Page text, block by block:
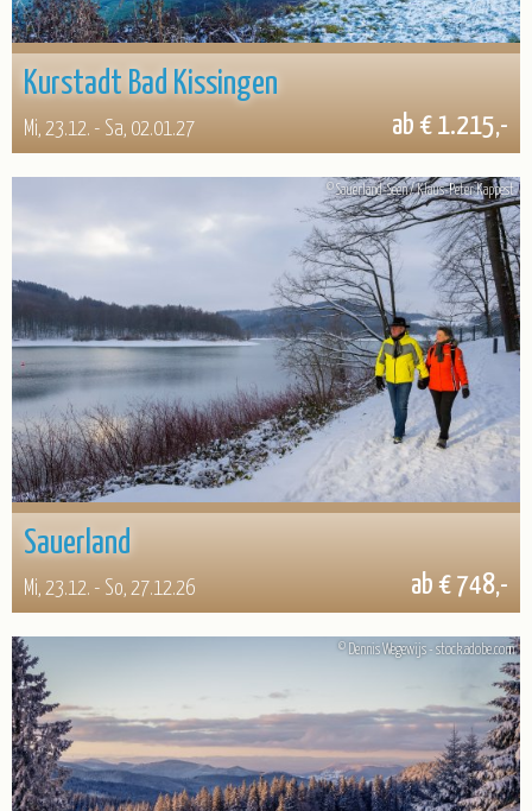
Kurstadt Bad Kissingen
Mi, 23.12. - Sa, 02.01.27 ab € 1.215,-
© Sauerland-Seen / Klaus-Peter Kappest
Sauerland
Mi, 23.12. - So, 27.12.26 ab € 748,-
© Dennis Wegewijs - stock.adobe.com